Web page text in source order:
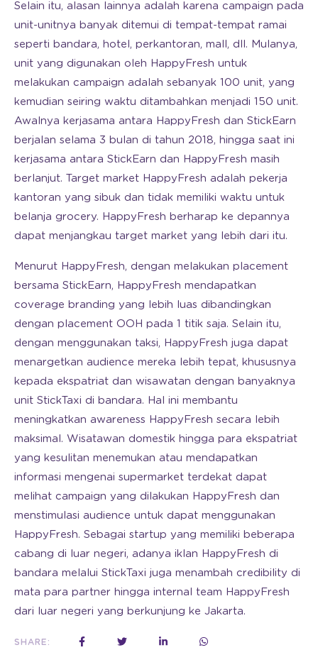
Selain itu, alasan lainnya adalah karena campaign pada
unit-unitnya banyak ditemui di tempat-tempat ramai
seperti bandara, hotel, perkantoran, mall, dll. Mulanya,
unit yang digunakan oleh HappyFresh untuk
melakukan campaign adalah sebanyak 100 unit, yang
kemudian seiring waktu ditambahkan menjadi 150 unit.
Awalnya kerjasama antara HappyFresh dan StickEarn
berjalan selama 3 bulan di tahun 2018, hingga saat ini
kerjasama antara StickEarn dan HappyFresh masih
berlanjut. Target market HappyFresh adalah pekerja
kantoran yang sibuk dan tidak memiliki waktu untuk
belanja grocery. HappyFresh berharap ke depannya
dapat menjangkau target market yang lebih dari itu.
Menurut HappyFresh, dengan melakukan placement
bersama StickEarn, HappyFresh mendapatkan
coverage branding yang lebih luas dibandingkan
dengan placement OOH pada 1 titik saja. Selain itu,
dengan menggunakan taksi, HappyFresh juga dapat
menargetkan audience mereka lebih tepat, khususnya
kepada ekspatriat dan wisawatan dengan banyaknya
unit StickTaxi di bandara. Hal ini membantu
meningkatkan awareness HappyFresh secara lebih
maksimal. Wisatawan domestik hingga para ekspatriat
yang kesulitan menemukan atau mendapatkan
informasi mengenai supermarket terdekat dapat
melihat campaign yang dilakukan HappyFresh dan
menstimulasi audience untuk dapat menggunakan
HappyFresh. Sebagai startup yang memiliki beberapa
cabang di luar negeri, adanya iklan HappyFresh di
bandara melalui StickTaxi juga menambah credibility di
mata para partner hingga internal team HappyFresh
dari luar negeri yang berkunjung ke Jakarta.
SHARE: